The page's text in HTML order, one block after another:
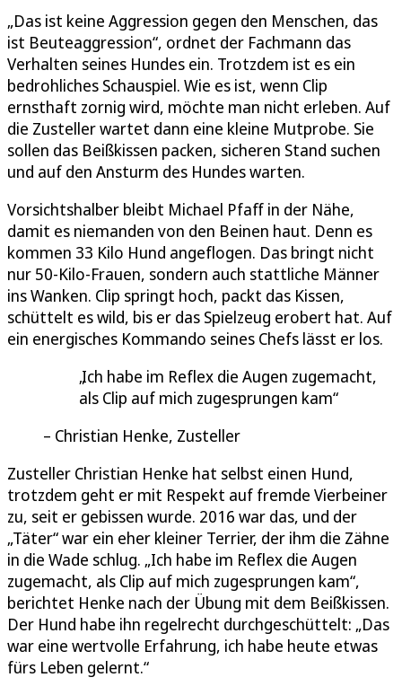
„Das ist keine Aggression gegen den Menschen, das
ist Beuteaggression“, ordnet der Fachmann das
Verhalten seines Hundes ein. Trotzdem ist es ein
bedrohliches Schauspiel. Wie es ist, wenn Clip
ernsthaft zornig wird, möchte man nicht erleben. Auf
die Zusteller wartet dann eine kleine Mutprobe. Sie
sollen das Beißkissen packen, sicheren Stand suchen
und auf den Ansturm des Hundes warten.
Vorsichtshalber bleibt Michael Pfaff in der Nähe,
damit es niemanden von den Beinen haut. Denn es
kommen 33 Kilo Hund angeflogen. Das bringt nicht
nur 50-Kilo-Frauen, sondern auch stattliche Männer
ins Wanken. Clip springt hoch, packt das Kissen,
schüttelt es wild, bis er das Spielzeug erobert hat. Auf
ein energisches Kommando seines Chefs lässt er los.
Ich habe im Reflex die Augen zugemacht,
als Clip auf mich zugesprungen kam
Christian Henke, Zusteller
Zusteller Christian Henke hat selbst einen Hund,
trotzdem geht er mit Respekt auf fremde Vierbeiner
zu, seit er gebissen wurde. 2016 war das, und der
„Täter“ war ein eher kleiner Terrier, der ihm die Zähne
in die Wade schlug. „Ich habe im Reflex die Augen
zugemacht, als Clip auf mich zugesprungen kam“,
berichtet Henke nach der Übung mit dem Beißkissen.
Der Hund habe ihn regelrecht durchgeschüttelt: „Das
war eine wertvolle Erfahrung, ich habe heute etwas
fürs Leben gelernt.“